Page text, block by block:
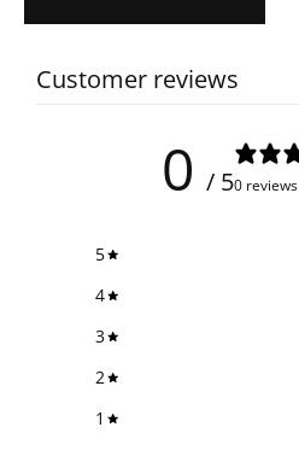
Customer reviews
0 / 50 reviews
5
4
3
2
1